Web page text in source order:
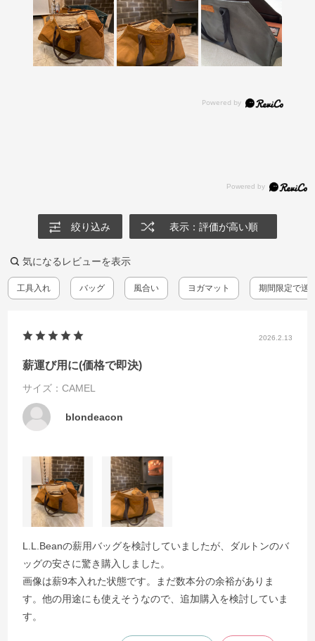
絞り込み 表示：評価が高い順
気になるレビューを表示
工具入れ バッグ 風合い ヨガマット 期間限定で送
2026.2.13
薪運び用に(価格で即決)
サイズ：CAMEL
blondeacon
L.L.Beanの薪用バッグを検討していましたが、ダルトンのバ
ッグの安さに驚き購入しました。
画像は薪9本入れた状態です。まだ数本分の余裕がありま
す。他の用途にも使えそうなので、追加購入を検討していま
す。